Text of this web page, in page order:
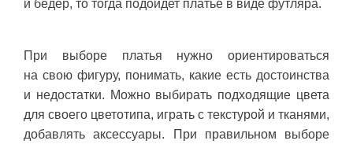
и бедер, то тогда подойдет платье в виде футляра.
При выборе платья нужно ориентироваться
на свою фигуру, понимать, какие есть достоинства
и недостатки. Можно выбирать подходящие цвета
для своего цветотипа, играть с текстурой и тканями,
добавлять аксессуары. При правильном выборе